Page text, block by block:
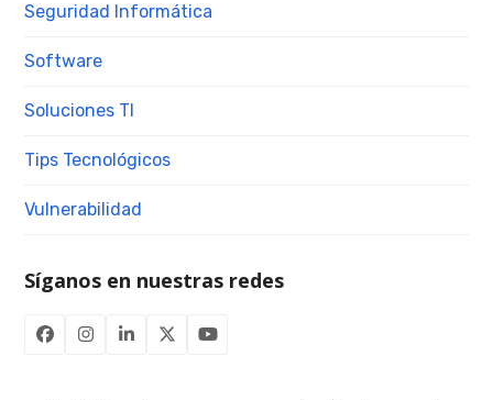
Seguridad Informática
Software
Soluciones TI
Tips Tecnológicos
Vulnerabilidad
Síganos en nuestras redes
FacebookInstagram
LinkedInTwitterYouTube